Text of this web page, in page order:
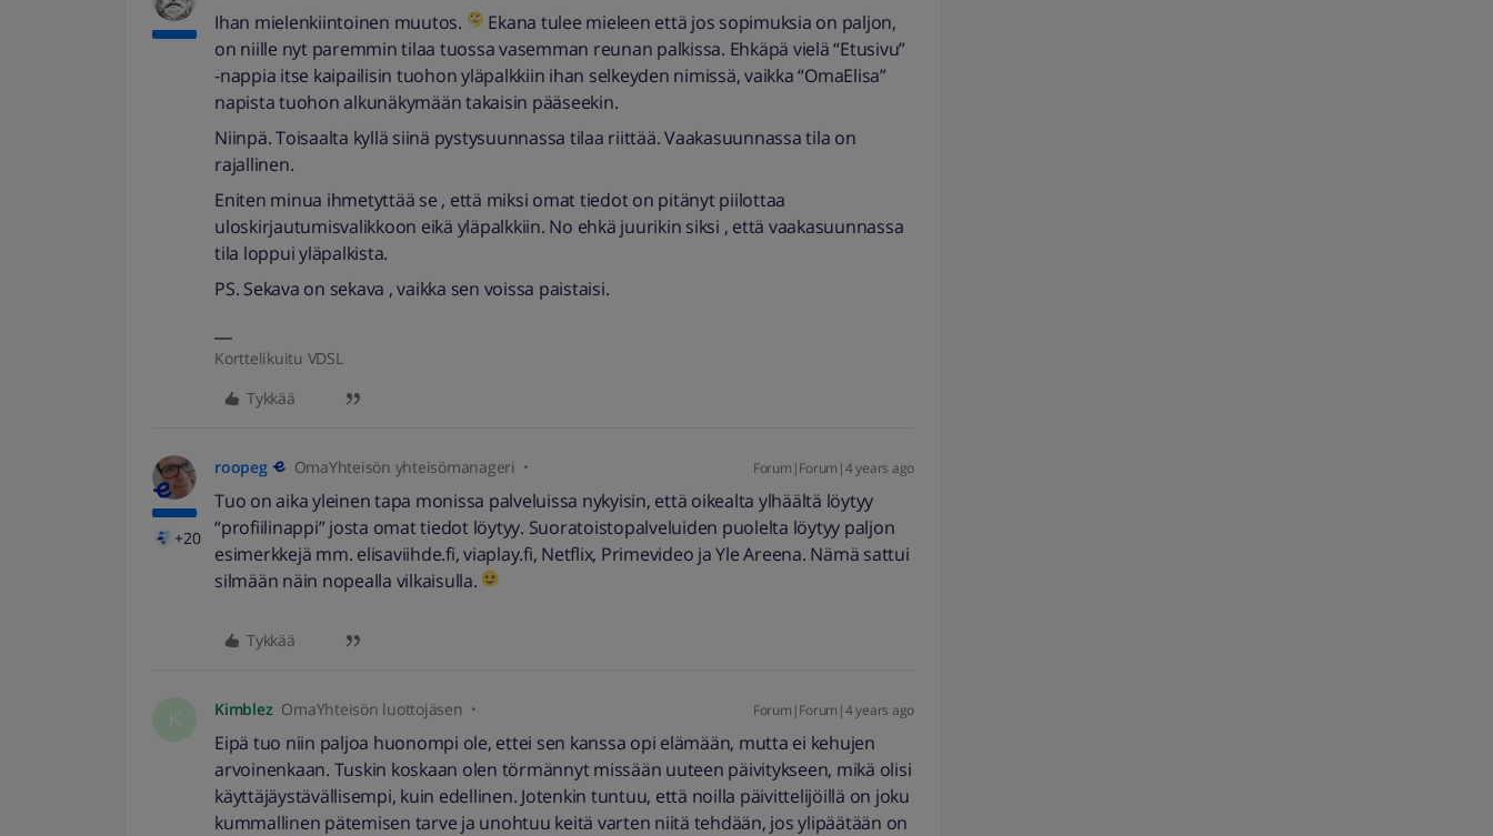
Ihan mielenkiintoinen muutos.
Ekana tulee mieleen että jos sopimuksia on paljon,
on niille nyt paremmin tilaa tuossa vasemman reunan palkissa. Ehkäpä vielä “Etusivu”
-nappia itse kaipailisin tuohon yläpalkkiin ihan selkeyden nimissä, vaikka “OmaElisa”
napista tuohon alkunäkymään takaisin pääseekin.
Niinpä. Toisaalta kyllä siinä pystysuunnassa tilaa riittää. Vaakasuunnassa tila on
rajallinen.
Eniten minua ihmetyttää se , että miksi omat tiedot on pitänyt piilottaa
uloskirjautumisvalikkoon eikä yläpalkkiin. No ehkä juurikin siksi , että vaakasuunnassa
tila loppui yläpalkista.
PS. Sekava on sekava , vaikka sen voissa paistaisi.
Korttelikuitu VDSL
Tykkää
+20
roopeg OmaYhteisön yhteisömanageri Forum|Forum|4 years ago
Tuo on aika yleinen tapa monissa palveluissa nykyisin, että oikealta ylhäältä löytyy
“profiilinappi” josta omat tiedot löytyy. Suoratoistopalveluiden puolelta löytyy paljon
esimerkkejä mm. elisaviihde.fi, viaplay.fi, Netflix, Primevideo ja Yle Areena. Nämä sattui
silmään näin nopealla vilkaisulla.
Tykkää
Kimblez OmaYhteisön luottojäsen Forum|Forum|4 years ago
Eipä tuo niin paljoa huonompi ole, ettei sen kanssa opi elämään, mutta ei kehujen
arvoinenkaan. Tuskin koskaan olen törmännyt missään uuteen päivitykseen, mikä olisi
käyttäjäystävällisempi, kuin edellinen. Jotenkin tuntuu, että noilla päivittelijöillä on joku
kummallinen pätemisen tarve ja unohtuu keitä varten niitä tehdään, jos ylipäätään on